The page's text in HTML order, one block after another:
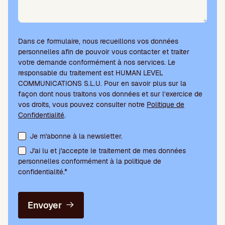
Dans ce formulaire, nous recueillons vos données
personnelles afin de pouvoir vous contacter et traiter
votre demande conformément à nos services. Le
responsable du traitement est HUMAN LEVEL
COMMUNICATIONS S.L.U. Pour en savoir plus sur la
façon dont nous traitons vos données et sur l’exercice de
vos droits, vous pouvez consulter notre Politique de
Confidentialité.
Acceptation des conditions et abonnement à la newsletter
Je m'abonne à la newsletter.
J'ai lu et j'accepte le traitement de mes données
personnelles conformément à la politique de
confidentialité.*
Envoyer